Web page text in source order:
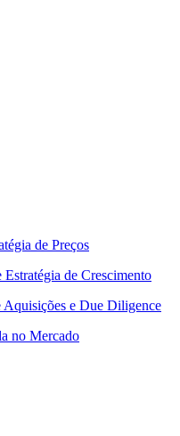
de Preços
de Crescimento
Aquisições e Due Diligence
no Mercado